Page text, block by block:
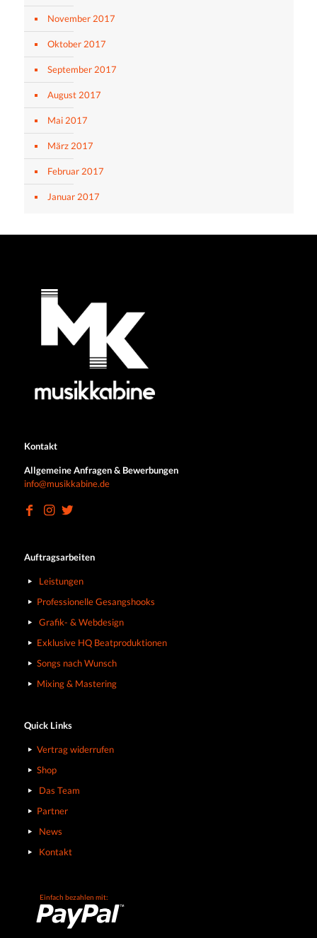
November 2017
Oktober 2017
September 2017
August 2017
Mai 2017
März 2017
Februar 2017
Januar 2017
Kontakt
Allgemeine Anfragen & Bewerbungen
info@musikkabine.de
Auftragsarbeiten
Leistungen
Professionelle Gesangshooks
Grafik- & Webdesign
Exklusive HQ Beatproduktionen
Songs nach Wunsch
Mixing & Mastering
Quick Links
Vertrag widerrufen
Shop
Das Team
Partner
News
Kontakt
Einfach bezahlen mit: